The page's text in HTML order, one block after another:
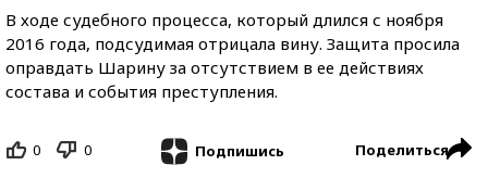
В ходе судебного процесса, который длился с ноября
2016 года, подсудимая отрицала вину. Защита просила
оправдать Шарину за отсутствием в ее действиях
состава и события преступления.
0 0 Подпишись Поделиться